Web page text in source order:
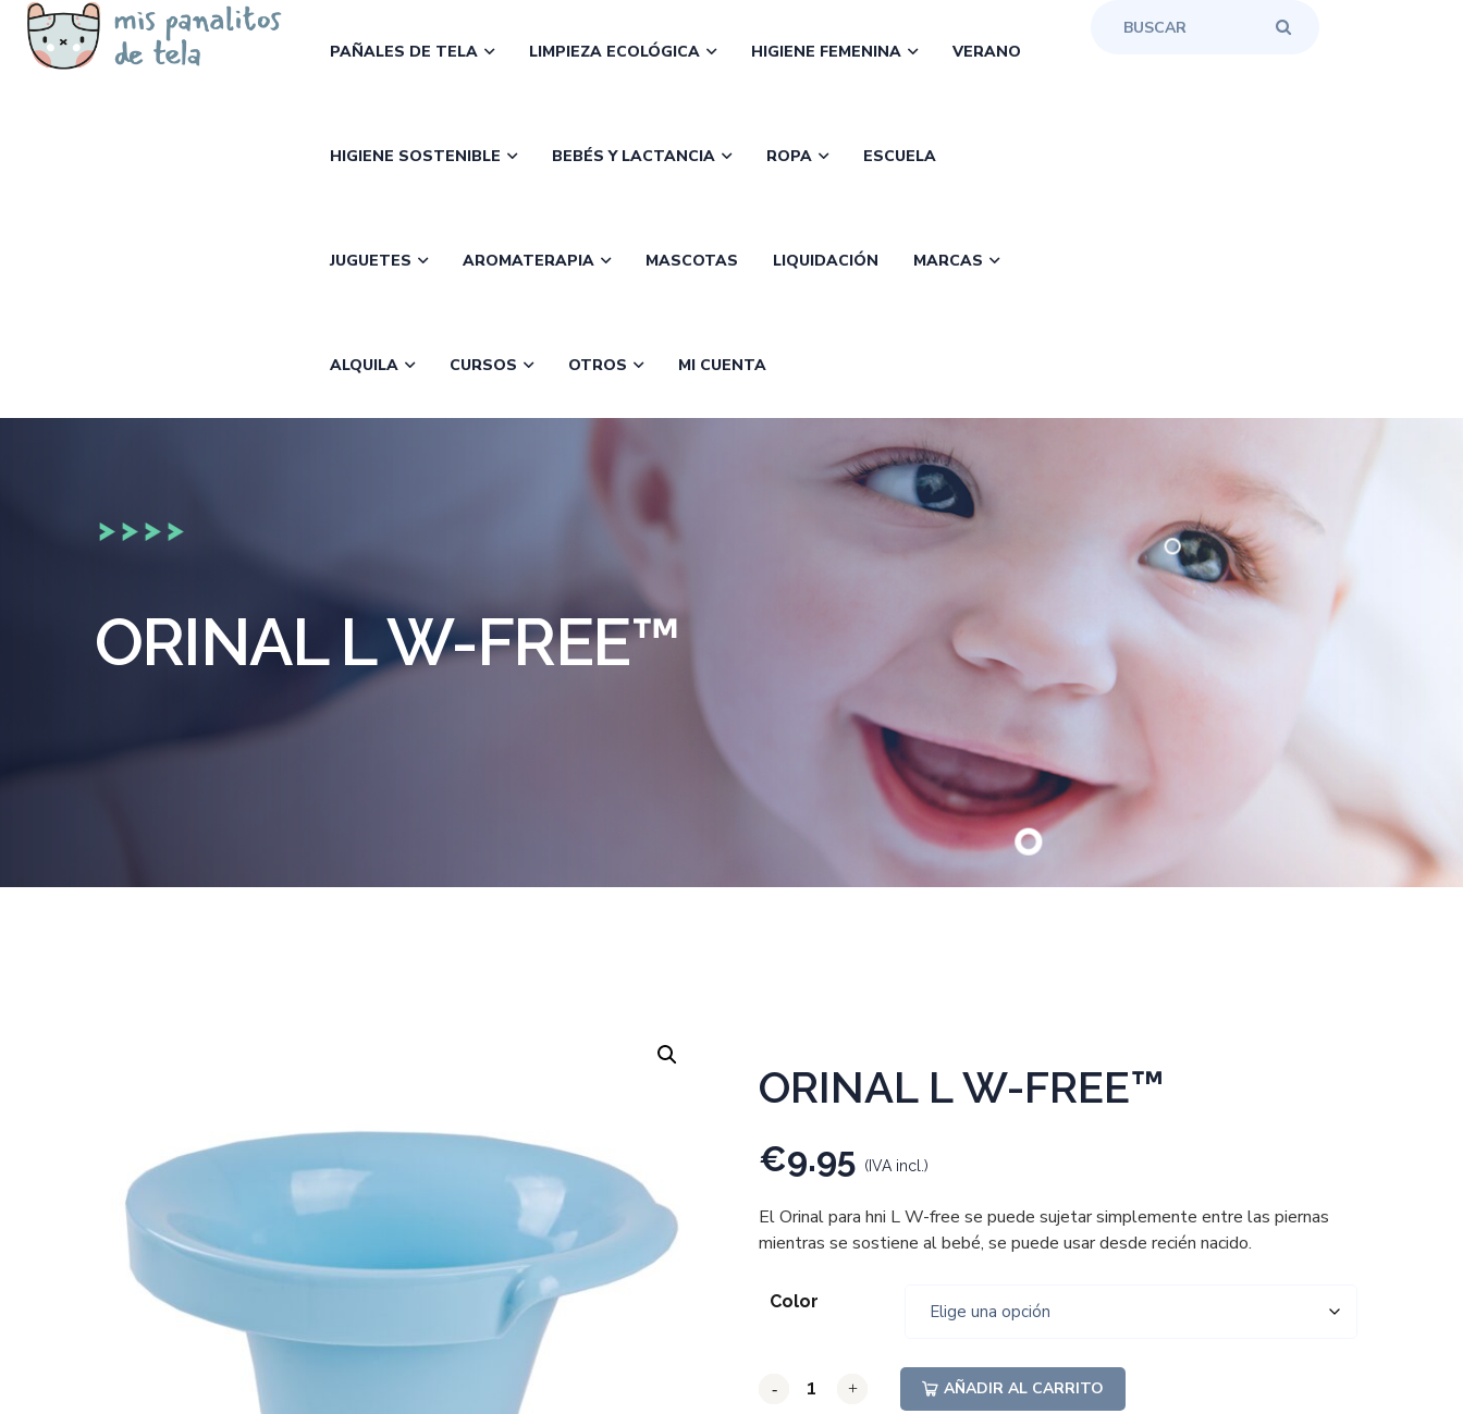
PAÑALES DE TELA LIMPIEZA ECOLÓGICA HIGIENE FEMENINA VERANO
HIGIENE SOSTENIBLE BEBÉS Y LACTANCIA ROPA ESCUELA
JUGUETES AROMATERAPIA MASCOTAS LIQUIDACIÓN MARCAS
ALQUILA CURSOS OTROS MI CUENTA
ORINAL L W-FREE™
ORINAL L W-FREE™
€9.95 (IVA incl.)
El Orinal para hni L W-free se puede sujetar simplemente entre las piernas
mientras se sostiene al bebé, se puede usar desde recién nacido.
Color
- +
- +
- + AÑADIR AL CARRITO